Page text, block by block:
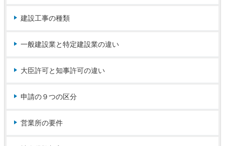
建設工事の種類
一般建設業と特定建設業の違い
大臣許可と知事許可の違い
申請の９つの区分
営業所の要件